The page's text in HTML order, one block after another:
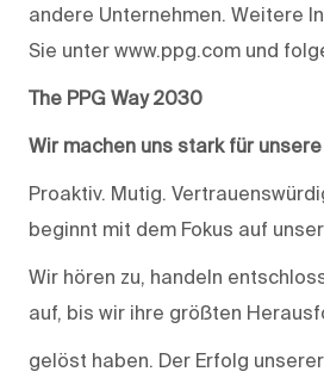
andere Unternehmen. Weitere
Sie unter www.ppg.com und
The PPG Way 2030
Wir machen uns stark für
Proaktiv. Mutig.
beginnt mit dem Fokus auf
Wir hören zu, handeln
auf, bis wir ihre größten
gelöst haben. Der Erfolg